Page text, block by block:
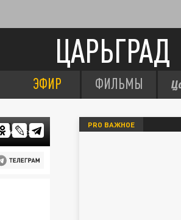
ЦАРЬГРАД
ЭФИР ФИЛЬМЫ
PRO ВАЖНОЕ